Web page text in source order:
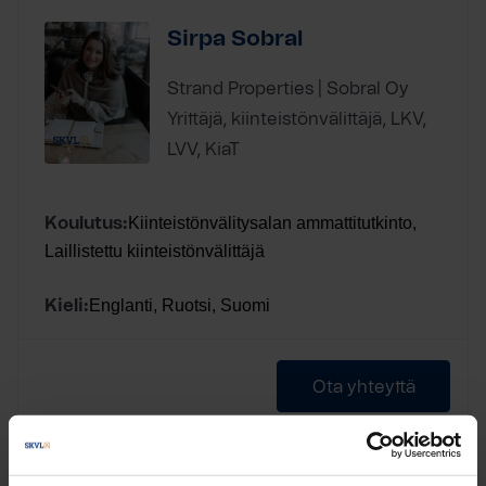
Sirpa Sobral
Strand Properties | Sobral Oy
Yrittäjä, kiinteistönvälittäjä, LKV,
LVV, KiaT
Koulutus: Kiinteistönvälitysalan ammattitutkinto,
Laillistettu kiinteistönvälittäjä
Kieli: Englanti, Ruotsi, Suomi
Ota yhteyttä